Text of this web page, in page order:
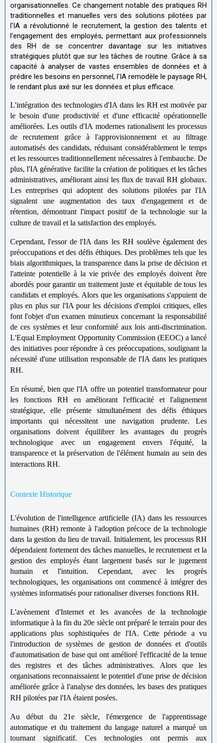
organisationnelles. Ce changement notable des pratiques RH
traditionnelles et manuelles vers des solutions pilotées par
l'IA a révolutionné le recrutement, la gestion des talents et
l'engagement des employés, permettant aux professionnels
des RH de se concentrer davantage sur les initiatives
stratégiques plutôt que sur les tâches de routine. Grâce à sa
capacité à analyser de vastes ensembles de données et à
prédire les besoins en personnel, l'IA remodèle le paysage RH,
le rendant plus axé sur les données et plus efficace.
L'intégration des technologies d'IA dans les RH est motivée par
le besoin d'une productivité et d'une efficacité opérationnelle
améliorées. Les outils d'IA modernes rationalisent les processus
de recrutement grâce à l'approvisionnement et au filtrage
automatisés des candidats, réduisant considérablement le temps
et les ressources traditionnellement nécessaires à l'embauche. De
plus, l'IA générative facilite la création de politiques et les tâches
administratives, améliorant ainsi les flux de travail RH globaux.
Les entreprises qui adoptent des solutions pilotées par l'IA
signalent une augmentation des taux d'engagement et de
rétention, démontrant l'impact positif de la technologie sur la
culture de travail et la satisfaction des employés.
Cependant, l'essor de l'IA dans les RH soulève également des
préoccupations et des défis éthiques. Des problèmes tels que les
biais algorithmiques, la transparence dans la prise de décision et
l'atteinte potentielle à la vie privée des employés doivent être
abordés pour garantir un traitement juste et équitable de tous les
candidats et employés. Alors que les organisations s'appuient de
plus en plus sur l'IA pour les décisions d'emploi critiques, elles
font l'objet d'un examen minutieux concernant la responsabilité
de ces systèmes et leur conformité aux lois anti-discrimination.
L'Equal Employment Opportunity Commission (EEOC) a lancé
des initiatives pour répondre à ces préoccupations, soulignant la
nécessité d'une utilisation responsable de l'IA dans les pratiques
RH.
En résumé, bien que l'IA offre un potentiel transformateur pour
les fonctions RH en améliorant l'efficacité et l'alignement
stratégique, elle présente simultanément des défis éthiques
importants qui nécessitent une navigation prudente. Les
organisations doivent équilibrer les avantages du progrès
technologique avec un engagement envers l'équité, la
transparence et la préservation de l'élément humain au sein des
interactions RH.
Contexte Historique
L'évolution de l'intelligence artificielle (IA) dans les ressources
humaines (RH) remonte à l'adoption précoce de la technologie
dans la gestion du lieu de travail. Initialement, les processus RH
dépendaient fortement des tâches manuelles, le recrutement et la
gestion des employés étant largement basés sur le jugement
humain et l'intuition. Cependant, avec les progrès
technologiques, les organisations ont commencé à intégrer des
systèmes informatisés pour rationaliser diverses fonctions RH.
L'avènement d'Internet et les avancées de la technologie
informatique à la fin du 20e siècle ont préparé le terrain pour des
applications plus sophistiquées de l'IA. Cette période a vu
l'introduction de systèmes de gestion de données et d'outils
d'automatisation de base qui ont amélioré l'efficacité de la tenue
des registres et des tâches administratives. Alors que les
organisations reconnaissaient le potentiel d'une prise de décision
améliorée grâce à l'analyse des données, les bases des pratiques
RH pilotées par l'IA étaient posées.
Au début du 21e siècle, l'émergence de l'apprentissage
automatique et du traitement du langage naturel a marqué un
tournant significatif. Ces technologies ont permis aux